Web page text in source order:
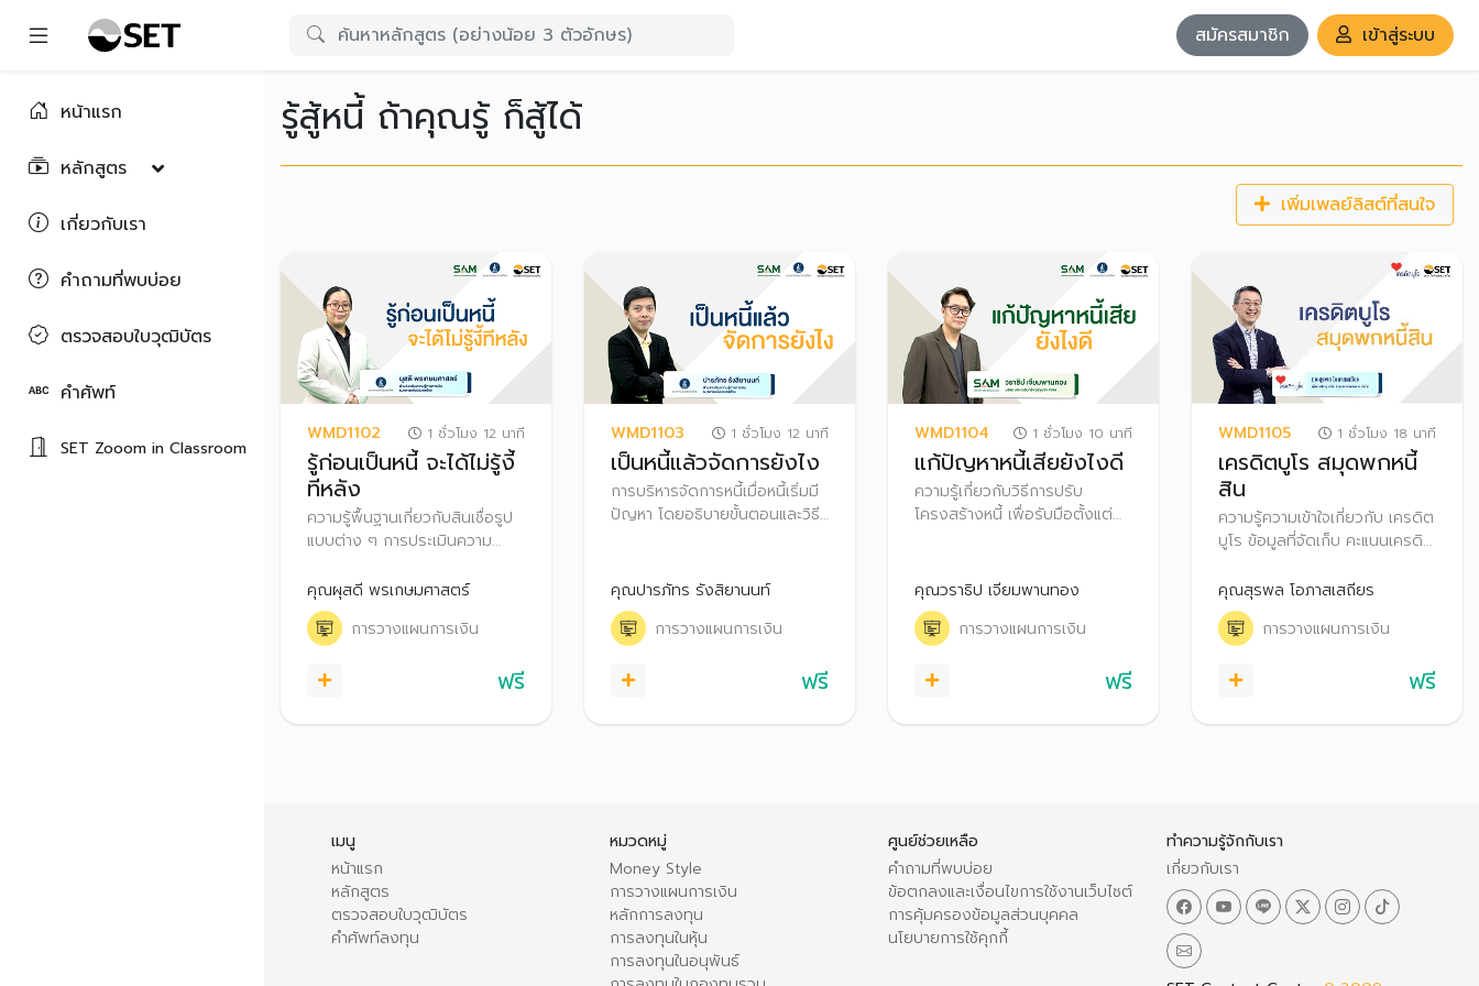
สมัครสมาชิก เข้าสู่ระบบ
หน้าแรก
หลักสูตร
เกี่ยวกับเรา
คำถามที่พบบ่อย
ตรวจสอบใบวุฒิบัตร
คำศัพท์
SET Zooom in Classroom
รู้สู้หนี้ ถ้าคุณรู้ ก็สู้ได้
เพิ่มเพลย์ลิสต์ที่สนใจ
WMD1102 1 ชั่วโมง 12 นาที
รู้ก่อนเป็นหนี้ จะได้ไม่รู้งี้
ทีหลัง
ความรู้พื้นฐานเกี่ยวกับสินเชื่อรูป
แบบต่าง ๆ การประเมินความ
ก่อนก่อหนี้ เหมาะกับผู้ที่กำลัง
ตัดสินใจจะขอสินเชื่อ หรือผู้ที่มีหนี้
แต่ยังไม่มีปัญหา
คุณผุสดี พรเกษมศาสตร์
การวางแผนการเงิน
ฟรี
WMD1103 1 ชั่วโมง 12 นาที
เป็นหนี้แล้วจัดการยังไง
การบริหารจัดการหนี้เมื่อหนี้เริ่มมี
ปัญหา โดยอธิบายขั้นตอนและวิธี
โครงสร้างหนี้ เหมาะกับผู้ที่เป็นหนี้
แล้ว หรือผู้ที่ภาระหนี้เริ่มพอกพูน
กังวลว่าจะมีปัญหาในอนาคต
คุณปารภัทร รังสิยานนท์
การวางแผนการเงิน
ฟรี
WMD1104 1 ชั่วโมง 10 นาที
แก้ปัญหาหนี้เสียยังไงดี
ความรู้เกี่ยวกับวิธีการปรับ
โครงสร้างหนี้ เพื่อรับมือตั้งแต่
หนี้เสียเบื้องต้น ไปจนถึงหนี้ที่มี
ปัญหารุนแรง เช่น ถูกฟ้อง ถูก
บังคับคดี
คุณวราธิป เจียมพานทอง
การวางแผนการเงิน
ฟรี
WMD1105 1 ชั่วโมง 18 นาที
เครดิตบูโร สมุดพกหนี้
สิน
ความรู้ความเข้าใจเกี่ยวกับ เครดิต
บูโร ข้อมูล​ที่จัดเก็บ คะแนนเครดิต
รายงานข้อมูล​เครดิต วิธีการอ่าน
รายงานข้อมูลเครดิตบูโร และสิทธิ
ตามกฏหมายของเจ้าของข้อมูล
ตัวเอง
คุณสุรพล โอภาสเสถียร
การวางแผนการเงิน
ฟรี
เมนู
หน้าแรก
หลักสูตร
ตรวจสอบใบวุฒิบัตร
คำศัพท์ลงทุน
หมวดหมู่
Money Style
การวางแผนการเงิน
หลักการลงทุน
การลงทุนในหุ้น
การลงทุนในอนุพันธ์
ศูนย์ช่วยเหลือ
คำถามที่พบบ่อย
ข้อตกลงและเงื่อนไขการใช้งานเว็บไซต์
การคุ้มครองข้อมูลส่วนบุคคล
นโยบายการใช้คุกกี้
ทำความรู้จักกับเรา
เกี่ยวกับเรา